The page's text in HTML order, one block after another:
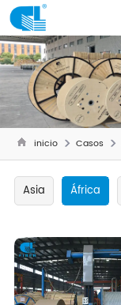
inicio Casos
Asia África